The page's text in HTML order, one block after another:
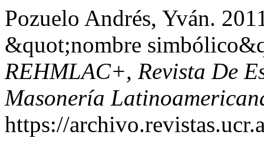
Pozuelo Andrés, Yván.
&quot;nombre
REHMLAC+, Revista De
Masonería
https://